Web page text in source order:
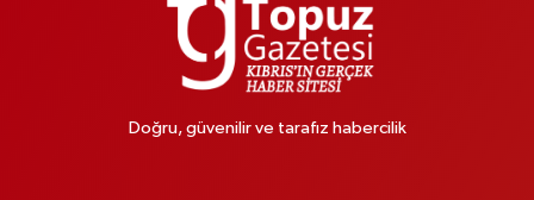
Doğru, güvenilir ve tarafız habercilik